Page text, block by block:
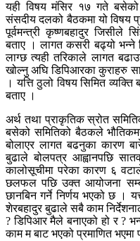
यही विषय मंसिर १७ गते बसेको
संसदीय दलको बैठकमा यो विषय
पूर्वमन्त्री कृष्णबहादुर जिसीले
बताए । लागत कसरी बढ्यो
लाग्छ त्यही तरिकाले लागत
खोल्नु अघि डिपिआरका कुराहरु
। यत्ति ठुलो विषय सिमित
बताए ।
अर्थ तथा प्राकृतिक स्रोत
बसेको समितिको बैठकले
बोलाएर लागत बढनुका कारण
बुढाले बोलपत्र आह्वानपछि
कालोसूचीमा परेका कारण ६
छलफल पछि उक्त आयोजना
छानबिन गर्ने निर्णय भएको छ ।
शेरबहादुर बुढाले सबै काम
? डिपिआर मैले बनाएको हो र ?
काम म बाट भएको प्रमाणित भएमा